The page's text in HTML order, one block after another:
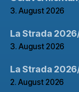
3. August 2026
La Strada
3. August 2026
La Strada
2. August 2026